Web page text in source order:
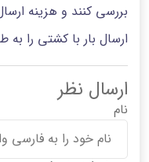
بررسی کنند و هزینه
ارسال بار با کشتی را به
ارسال نظر
نام